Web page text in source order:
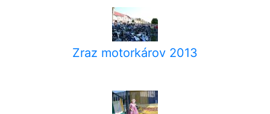
Zraz motorkárov 2013